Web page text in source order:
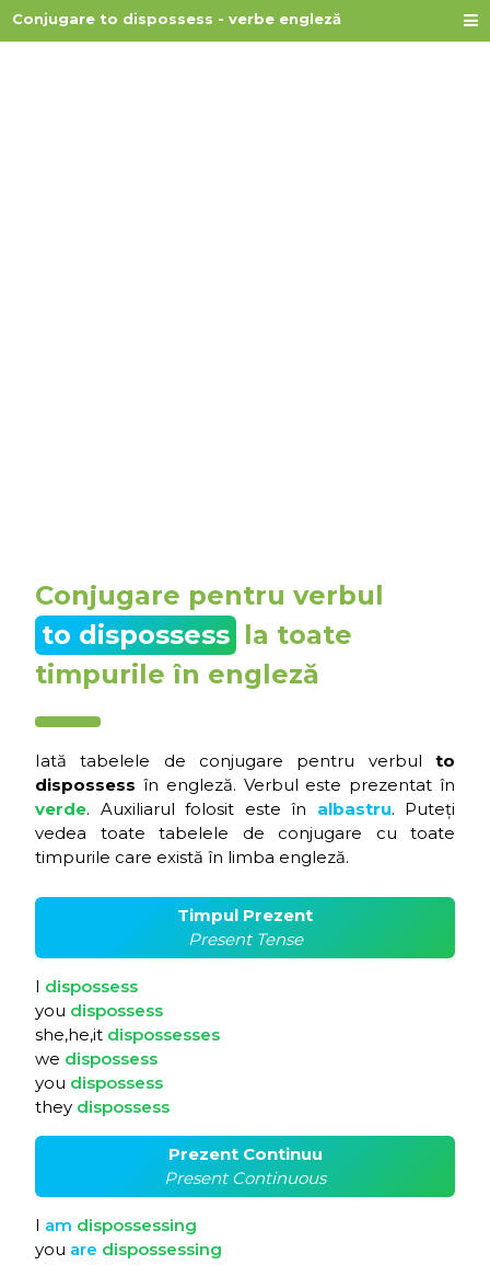
Conjugare to dispossess - verbe engleză
Conjugare pentru verbul
to dispossess la toate
timpurile în engleză
Iată tabelele de conjugare pentru verbul to
dispossess în engleză. Verbul este prezentat în
verde. Auxiliarul folosit este în albastru. Puteți
vedea toate tabelele de conjugare cu toate
timpurile care există în limba engleză.
Timpul Prezent
Present Tense
I dispossess
you dispossess
she,he,it dispossesses
we dispossess
you dispossess
they dispossess
Prezent Continuu
Present Continuous
I am dispossessing
you are dispossessing